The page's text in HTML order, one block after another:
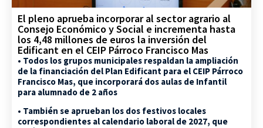
El pleno aprueba incorporar al sector agrario al
Consejo Económico y Social e incrementa hasta
los 4,48 millones de euros la inversión del
Edificant en el CEIP Párroco Francisco Mas
• Todos los grupos municipales respaldan la ampliación
de la financiación del Plan Edificant para el CEIP Párroco
Francisco Mas, que incorporará dos aulas de Infantil
para alumnado de 2 años
• También se aprueban los dos festivos locales
correspondientes al calendario laboral de 2027, que